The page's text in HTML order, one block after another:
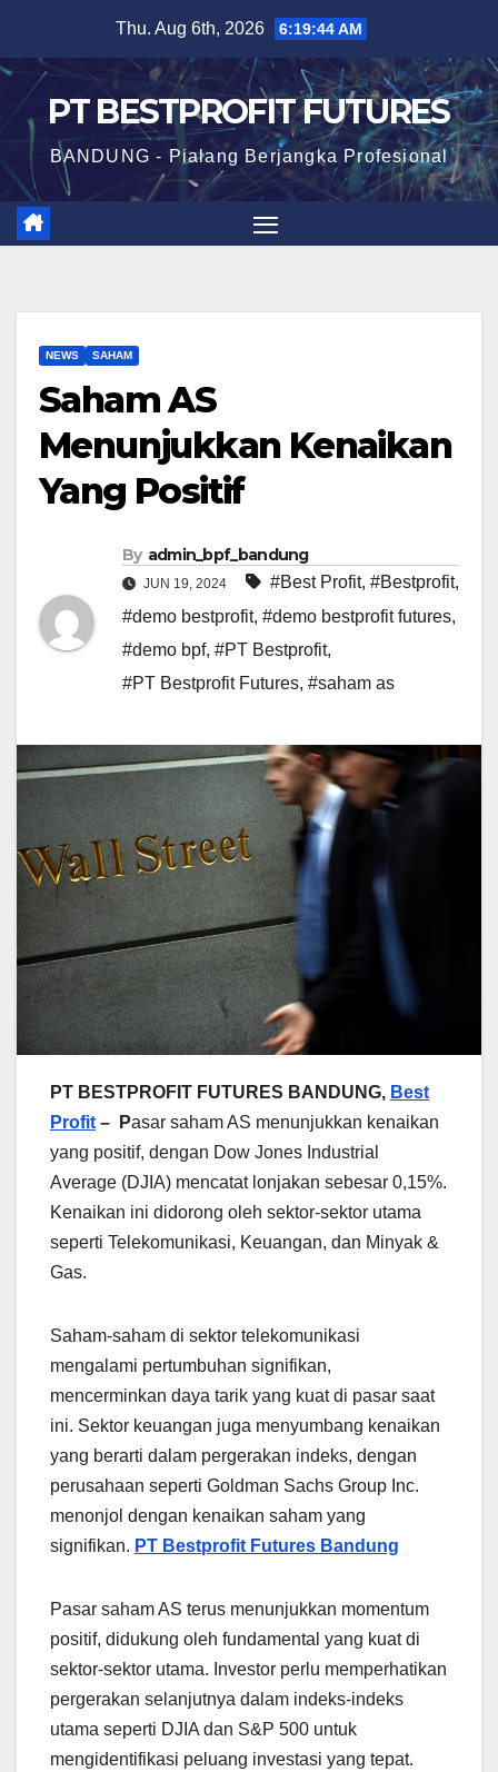
content
Thu. Aug 6th, 2026 6:19:45 AM
PT BESTPROFIT FUTURES
BANDUNG - Pialang Berjangka Profesional
NEWS SAHAM
Saham AS
Menunjukkan Kenaikan
Yang Positif
By admin_bpf_bandung
JUN 19, 2024 #Best Profit, #Bestprofit,
#demo bestprofit, #demo bestprofit futures,
#demo bpf, #PT Bestprofit,
#PT Bestprofit Futures, #saham as
PT BESTPROFIT FUTURES BANDUNG, Best
Profit – Pasar saham AS menunjukkan kenaikan
yang positif, dengan Dow Jones Industrial
Average (DJIA) mencatat lonjakan sebesar 0,15%.
Kenaikan ini didorong oleh sektor-sektor utama
seperti Telekomunikasi, Keuangan, dan Minyak &
Gas.
Saham-saham di sektor telekomunikasi
mengalami pertumbuhan signifikan,
mencerminkan daya tarik yang kuat di pasar saat
ini. Sektor keuangan juga menyumbang kenaikan
yang berarti dalam pergerakan indeks, dengan
perusahaan seperti Goldman Sachs Group Inc.
menonjol dengan kenaikan saham yang
signifikan. PT Bestprofit Futures Bandung
Pasar saham AS terus menunjukkan momentum
positif, didukung oleh fundamental yang kuat di
sektor-sektor utama. Investor perlu memperhatikan
pergerakan selanjutnya dalam indeks-indeks
utama seperti DJIA dan S&P 500 untuk
mengidentifikasi peluang investasi yang tepat.